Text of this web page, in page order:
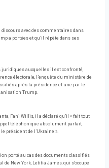
avec des commentaires dans
a portées et qu’il répète dans ses
juridiques auxquelles il est confronté,
électorale, l’enquête du ministère de
après la présidence et une par le
Trump.
Fani Willis, il a déclaré qu’il « fait tout
téléphonique absolument parfait,
président de l’Ukraine ».
porté au cas des documents classifiés
New York, Letitia James, qui s’occupe